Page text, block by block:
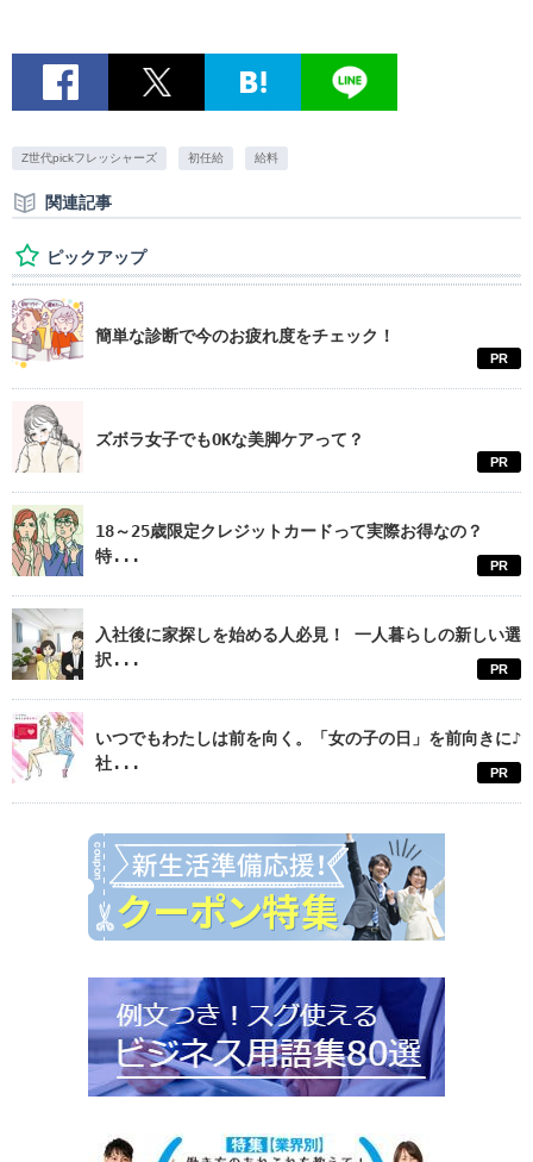
Z世代pickフレッシャーズ 初任給 給料
関連記事
ピックアップ
簡単な診断で今のお疲れ度をチェック！
PR
ズボラ女子でもOKな美脚ケアって？
PR
18～25歳限定クレジットカードって実際お得なの？
特...
PR
入社後に家探しを始める人必見！ 一人暮らしの新しい選
択...
PR
いつでもわたしは前を向く。「女の子の日」を前向きに♪
社...
PR